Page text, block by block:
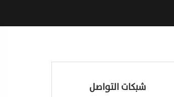
شبكات التواصل